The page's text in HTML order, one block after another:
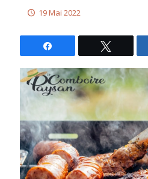
19 Mai 2022